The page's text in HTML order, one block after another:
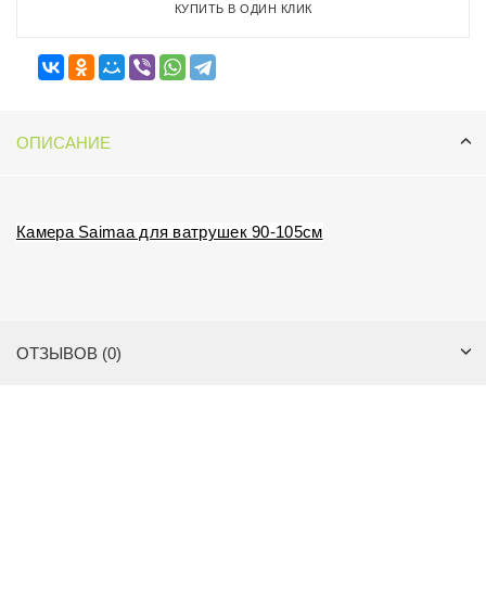
КУПИТЬ В ОДИН КЛИК
ОПИСАНИЕ
Камера Saimaa для ватрушек 90-105см
ОТЗЫВОВ (0)